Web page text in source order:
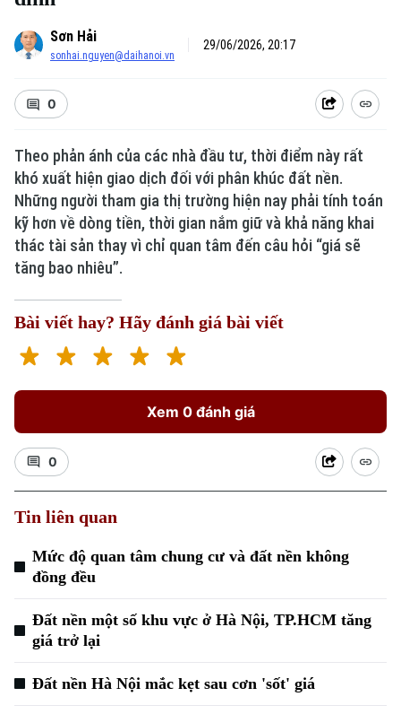
Xu hướng
Sơn Hải
sonhai.nguyen@daihanoi.vn
29/06/2026, 20:17
0
Theo phản ánh của các nhà đầu tư, thời điểm này rất
khó xuất hiện giao dịch đối với phân khúc đất nền.
Những người tham gia thị trường hiện nay phải tính toán
kỹ hơn về dòng tiền, thời gian nắm giữ và khả năng khai
thác tài sản thay vì chỉ quan tâm đến câu hỏi “giá sẽ
tăng bao nhiêu”.
Bài viết hay? Hãy đánh giá bài viết
Xem 0 đánh giá
0
Tin liên quan
Mức độ quan tâm chung cư và đất nền không
đồng đều
Đất nền một số khu vực ở Hà Nội, TP.HCM tăng
giá trở lại
Đất nền Hà Nội mắc kẹt sau cơn 'sốt' giá